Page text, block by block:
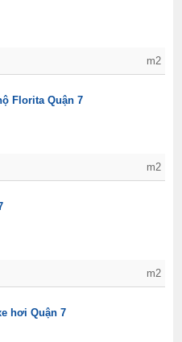
m2
m2
Florita Quận 7
m2
hơi Quận 7